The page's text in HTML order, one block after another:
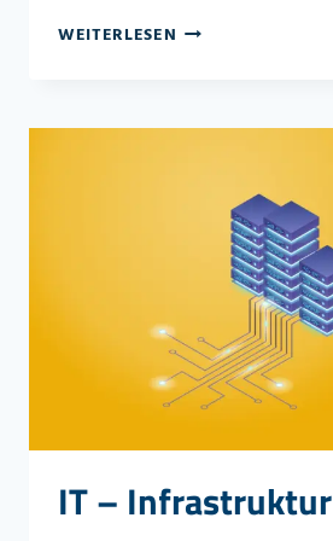
WEITERLESEN KNOWLEDGE
IT – Infrastruktur